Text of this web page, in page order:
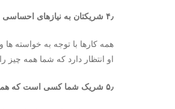
۴٫ شریکتان به نیازهای احساسی و جنسی شما توجهی ندارد
همه کارها با توجه به خواسته
او انتظار دارد که شما همه
۵٫ شریک شما کسی است که همیشه نیاز به توجه دارد ولی در قبالش توجهی به شما نمی کند